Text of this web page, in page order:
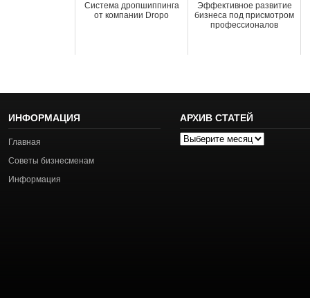
Система дропшиппинга
от компании Dropo
Эффективное развитие
бизнеса под присмотром
профессионалов
ИНФОРМАЦИЯ
Главная
Советы бизнесменам
Информация
АРХИВ СТАТЕЙ
Архив